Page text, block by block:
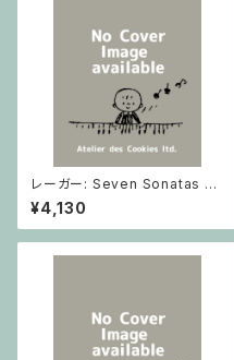
レーガー: Seven Sonatas o
p. 91 Heft 2 / ヴァイオリン
¥4,130